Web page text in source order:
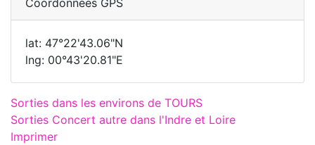
Coordonnées GPS
lat: 47°22'43.06"N
lng: 00°43'20.81"E
Sorties dans les environs de TOURS
Sorties Concert autre dans l'Indre et Loire
Imprimer